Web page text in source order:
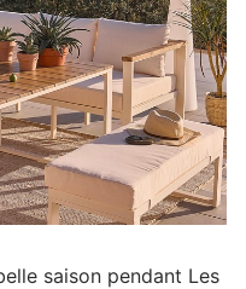
saison pendant Les